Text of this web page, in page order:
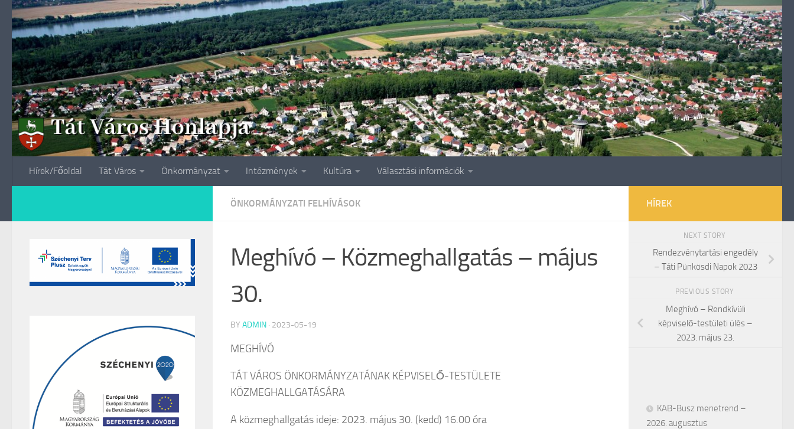
Skip to content
Hírek/Főoldal Tát Város Önkormányzat Intézmények Kultúra Választási információk
ÖNKORMÁNYZATI FELHÍVÁSOK
Meghívó – Közmeghallgatás – május
30.
BY ADMIN · 2023-05-19
MEGHÍVÓ
TÁT VÁROS ÖNKORMÁNYZATÁNAK KÉPVISELŐ-TESTÜLETE
KÖZMEGHALLGATÁSÁRA
A közmeghallgatás ideje: 2023. május 30. (kedd) 16.00 óra
HÍREK
NEXT STORY
Rendezvénytartási engedély
– Táti Pünkösdi Napok 2023
PREVIOUS STORY
Meghívó – Rendkívüli
képviselő-testületi ülés –
2023. május 23.
KAB-Busz menetrend –
2026. augusztus